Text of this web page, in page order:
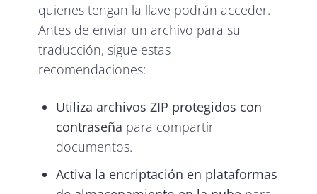
quienes tengan la llave podrán acceder.
Antes de enviar un archivo para su
traducción, sigue estas
recomendaciones:
Utiliza archivos ZIP protegidos con
contraseña para compartir
documentos.
Activa la encriptación en plataformas